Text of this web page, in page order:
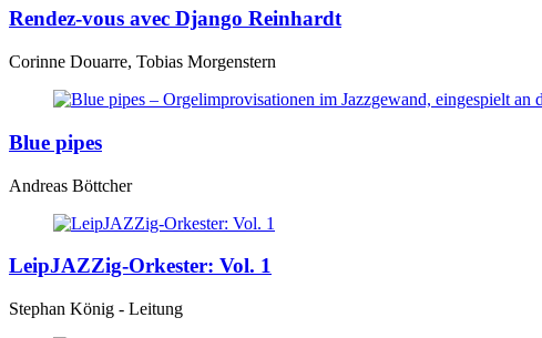
Rendez-vous avec Django Reinhardt
Corinne Douarre, Tobias Morgenstern
Blue pipes
Andreas Böttcher
LeipJAZZig-Orkester: Vol. 1
Stephan König - Leitung